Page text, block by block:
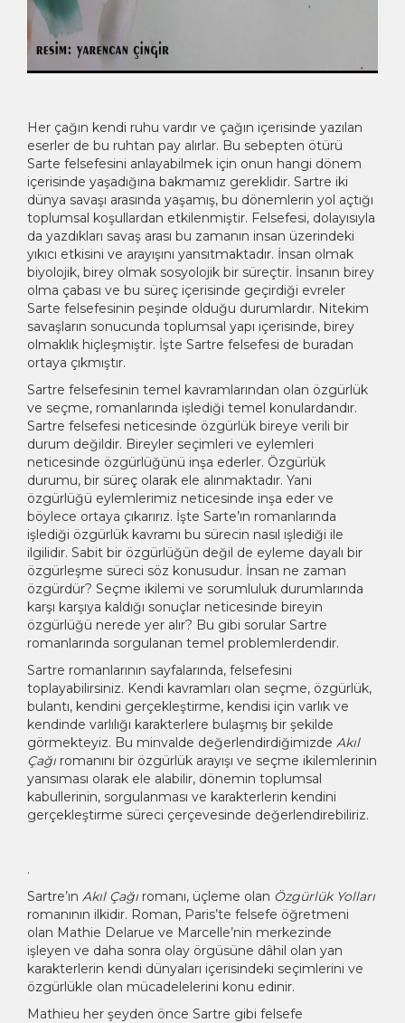
Her çağın kendi ruhu vardır ve çağın içerisinde yazılan
eserler de bu ruhtan pay alırlar. Bu sebepten ötürü
Sarte felsefesini anlayabilmek için onun hangi dönem
içerisinde yaşadığına bakmamız gereklidir. Sartre iki
dünya savaşı arasında yaşamış, bu dönemlerin yol açtığı
toplumsal koşullardan etkilenmiştir. Felsefesi, dolayısıyla
da yazdıkları savaş arası bu zamanın insan üzerindeki
yıkıcı etkisini ve arayışını yansıtmaktadır. İnsan olmak
biyolojik, birey olmak sosyolojik bir süreçtir. İnsanın birey
olma çabası ve bu süreç içerisinde geçirdiği evreler
Sarte felsefesinin peşinde olduğu durumlardır. Nitekim
savaşların sonucunda toplumsal yapı içerisinde, birey
olmaklık hiçleşmiştir. İşte Sartre felsefesi de buradan
ortaya çıkmıştır.
Sartre felsefesinin temel kavramlarından olan özgürlük
ve seçme, romanlarında işlediği temel konulardandır.
Sartre felsefesi neticesinde özgürlük bireye verili bir
durum değildir. Bireyler seçimleri ve eylemleri
neticesinde özgürlüğünü inşa ederler. Özgürlük
durumu, bir süreç olarak ele alınmaktadır. Yani
özgürlüğü eylemlerimiz neticesinde inşa eder ve
böylece ortaya çıkarırız. İşte Sarte’ın romanlarında
işlediği özgürlük kavramı bu sürecin nasıl işlediği ile
ilgilidir. Sabit bir özgürlüğün değil de eyleme dayalı bir
özgürleşme süreci söz konusudur. İnsan ne zaman
özgürdür? Seçme ikilemi ve sorumluluk durumlarında
karşı karşıya kaldığı sonuçlar neticesinde bireyin
özgürlüğü nerede yer alır? Bu gibi sorular Sartre
romanlarında sorgulanan temel problemlerdendir.
Sartre romanlarının sayfalarında, felsefesini
toplayabilirsiniz. Kendi kavramları olan seçme, özgürlük,
bulantı, kendini gerçekleştirme, kendisi için varlık ve
kendinde varlılığı karakterlere bulaşmış bir şekilde
görmekteyiz. Bu minvalde değerlendirdiğimizde Akıl
Çağı romanını bir özgürlük arayışı ve seçme ikilemlerinin
yansıması olarak ele alabilir, dönemin toplumsal
kabullerinin, sorgulanması ve karakterlerin kendini
gerçekleştirme süreci çerçevesinde değerlendirebiliriz.
.
Sartre’ın Akıl Çağı romanı, üçleme olan Özgürlük Yolları
romanının ilkidir. Roman, Paris’te felsefe öğretmeni
olan Mathie Delarue ve Marcelle’nin merkezinde
işleyen ve daha sonra olay örgüsüne dâhil olan yan
karakterlerin kendi dünyaları içerisindeki seçimlerini ve
özgürlükle olan mücadelelerini konu edinir.
Mathieu her şeyden önce Sartre gibi felsefe